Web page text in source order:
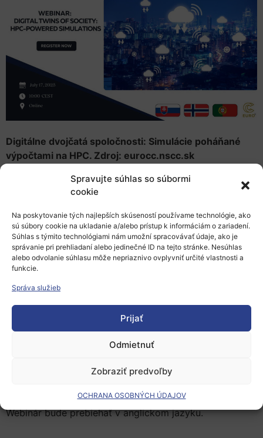
Spravujte súhlas so súbormi
cookie
Na poskytovanie tých najlepších skúseností používame technológie, ako
sú súbory cookie na ukladanie a/alebo prístup k informáciám o zariadení.
Súhlas s týmito technológiami nám umožní spracovávať údaje, ako je
správanie pri prehliadaní alebo jedinečné ID na tejto stránke. Nesúhlas
alebo odvolanie súhlasu môže nepriaznivo ovplyvniť určité vlastnosti a
funkcie.
Správa služieb
Prijať
Odmietnuť
Zobraziť predvoľby
OCHRANA OSOBNÝCH ÚDAJOV
Digitálne dvojčatá spoločnosti: Simulácie poháňané
výpočtami na HPC. Zdroj: eurocc.nscc.sk
Simulovanie spoločností: Multiagentové
modely AI pre spoločenské hnutia,
Pridajte sa k inšpiratívnemu webináru a zistite, ako
umelá inteligencia a multiagentové simulačné
technológie pomáhajú výskumníkom pochopiť a
predikovať komplexné spoločenské javy. Na podujatí
vystúpia poprední odborníci na kultúrnu kybernetiku,
Webinár bude prebiehať v anglickom jazyku.